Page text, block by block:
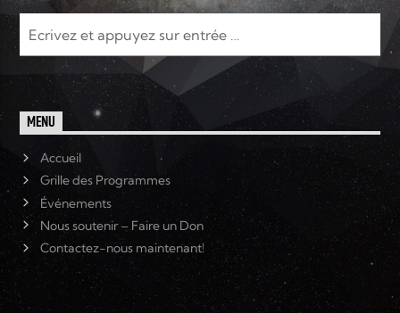
MENU
Accueil
Grille des Programmes
Événements
Nous soutenir – Faire un Don
Contactez-nous maintenant!